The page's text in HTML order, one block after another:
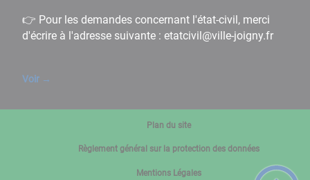
👉 Pour les demandes concernant l'état-civil, merci
d'écrire à l'adresse suivante : etatcivil@ville-joigny.fr
Voir →
Plan du site
Règlement général sur la protection des données
Mentions Légales